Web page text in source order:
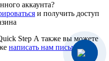
аккаунта?
и получить доступ
Step А также вы можете
написать нам письмо на